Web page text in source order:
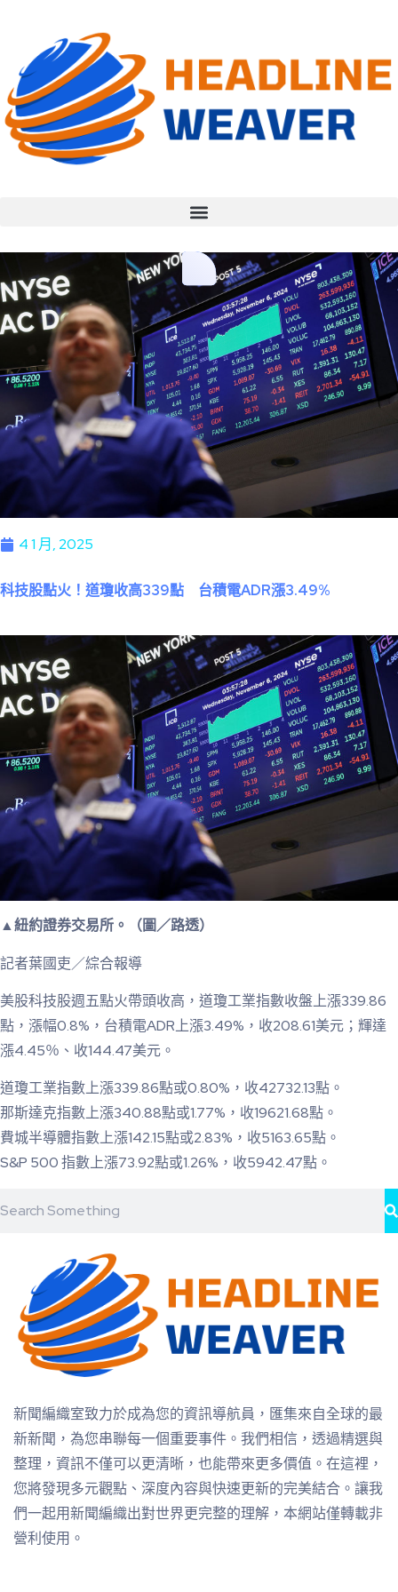
4 1 月, 2025
科技股點火！道瓊收高339點 台積電ADR漲3.49%
▲紐約證券交易所。（圖／路透）
記者葉國吏／綜合報導
美股科技股週五點火帶頭收高，道瓊工業指數收盤上漲339.86
點，漲幅0.8%，台積電ADR上漲3.49%，收208.61美元；輝達
漲4.45％、收144.47美元。
道瓊工業指數上漲339.86點或0.80%，收42732.13點。
那斯達克指數上漲340.88點或1.77%，收19621.68點。
費城半導體指數上漲142.15點或2.83%，收5163.65點。
S&P 500 指數上漲73.92點或1.26%，收5942.47點。
新聞編織室致力於成為您的資訊導航員，匯集來自全球的最
新新聞，為您串聯每一個重要事件。我們相信，透過精選與
整理，資訊不僅可以更清晰，也能帶來更多價值。在這裡，
您將發現多元觀點、深度內容與快速更新的完美結合。讓我
們一起用新聞編織出對世界更完整的理解，本網站僅轉載非
營利使用。